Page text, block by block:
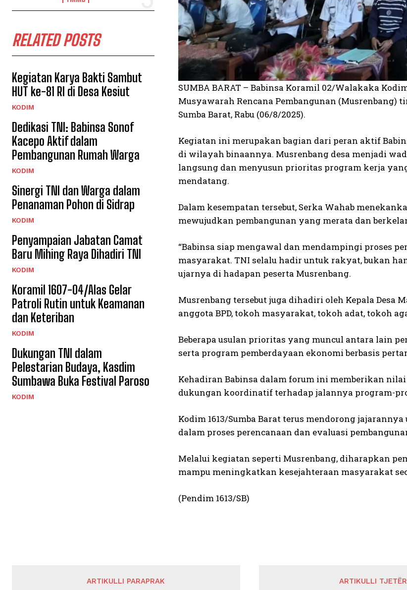
RELATED POSTS
Kegiatan Karya Bakti Sambut
HUT ke-81 RI di Desa Kesiut
KODIM
Dedikasi TNI: Babinsa Sonof
Kacepo Aktif dalam
Pembangunan Rumah Warga
KODIM
Sinergi TNI dan Warga dalam
Penanaman Pohon di Sidrap
KODIM
Penyampaian Jabatan Camat
Baru Mihing Raya Dihadiri TNI
KODIM
Koramil 1607-04/Alas Gelar
Patroli Rutin untuk Keamanan
dan Keteriban
KODIM
Dukungan TNI dalam
Pelestarian Budaya, Kasdim
Sumbawa Buka Festival Paroso
KODIM
SUMBA BARAT – Babinsa Koramil 02/Walakaka
Musyawarah Rencana Pembangunan (Musrenbang)
Sumba Barat, Rabu (06/8/2025).
Kegiatan ini merupakan bagian dari peran aktif
di wilayah binaannya. Musrenbang desa menjadi
langsung dan menyusun prioritas program kerja
mendatang.
Dalam kesempatan tersebut, Serka Wahab
mewujudkan pembangunan yang merata dan
“Babinsa siap mengawal dan mendampingi proses
masyarakat. TNI selalu hadir untuk rakyat, bukan
ujarnya di hadapan peserta Musrenbang.
Musrenbang tersebut juga dihadiri oleh Kepala Desa
anggota BPD, tokoh masyarakat, tokoh adat, tokoh
Beberapa usulan prioritas yang muncul antara lain
serta program pemberdayaan ekonomi berbasis
Kehadiran Babinsa dalam forum ini memberikan
dukungan koordinatif terhadap jalannya program-
Kodim 1613/Sumba Barat terus mendorong
dalam proses perencanaan dan evaluasi
Melalui kegiatan seperti Musrenbang, diharapkan
mampu meningkatkan kesejahteraan masyarakat
(Pendim 1613/SB)
ARTIKULLI PARAPRAK ARTIKULLI TJETËR